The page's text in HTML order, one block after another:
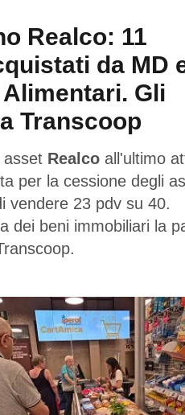
Realco: 11
da MD
Alimentari. Gli
Transcoop
asset Realco all'ultimo
per la cessione degli
vendere 23 pdv su 40.
dei beni immobiliari la